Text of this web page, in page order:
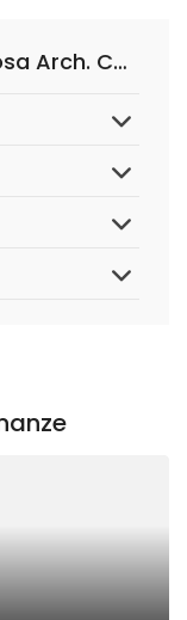
Domande Frequenti su Gerosa Arch. Carlo Luigi